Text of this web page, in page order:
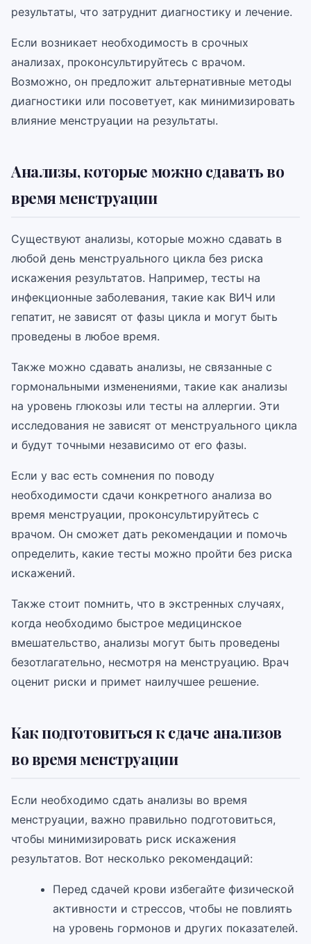
результаты, что затруднит диагностику и лечение.
Если возникает необходимость в срочных
анализах, проконсультируйтесь с врачом.
Возможно, он предложит альтернативные методы
диагностики или посоветует, как минимизировать
влияние менструации на результаты.
Анализы, которые можно сдавать во
время менструации
Существуют анализы, которые можно сдавать в
любой день менструального цикла без риска
искажения результатов. Например, тесты на
инфекционные заболевания, такие как ВИЧ или
гепатит, не зависят от фазы цикла и могут быть
проведены в любое время.
Также можно сдавать анализы, не связанные с
гормональными изменениями, такие как анализы
на уровень глюкозы или тесты на аллергии. Эти
исследования не зависят от менструального цикла
и будут точными независимо от его фазы.
Если у вас есть сомнения по поводу
необходимости сдачи конкретного анализа во
время менструации, проконсультируйтесь с
врачом. Он сможет дать рекомендации и помочь
определить, какие тесты можно пройти без риска
искажений.
Также стоит помнить, что в экстренных случаях,
когда необходимо быстрое медицинское
вмешательство, анализы могут быть проведены
безотлагательно, несмотря на менструацию. Врач
оценит риски и примет наилучшее решение.
Как подготовиться к сдаче анализов
во время менструации
Если необходимо сдать анализы во время
менструации, важно правильно подготовиться,
чтобы минимизировать риск искажения
результатов. Вот несколько рекомендаций:
Перед сдачей крови избегайте физической
активности и стрессов, чтобы не повлиять
на уровень гормонов и других показателей.